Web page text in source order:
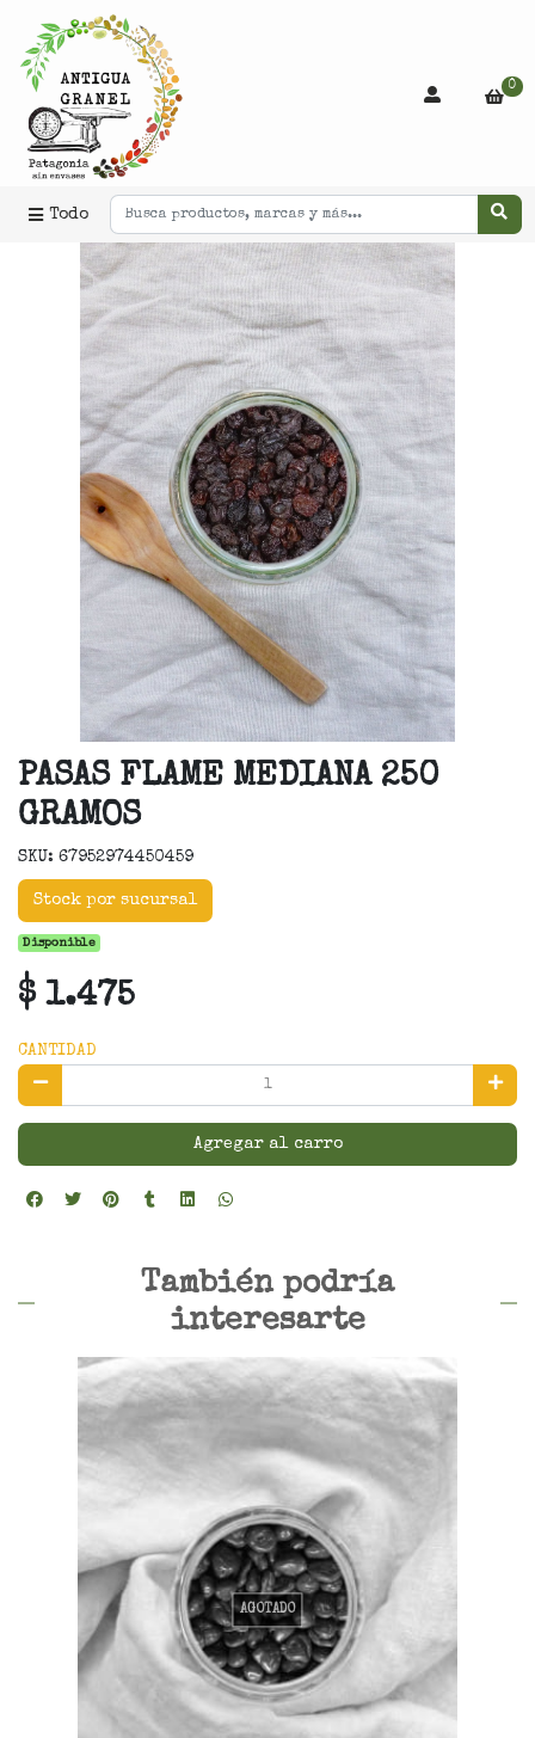
Todo
0
PASAS FLAME MEDIANA 250
GRAMOS
SKU: 67952974450459
Stock por sucursal
Disponible
$ 1.475
CANTIDAD
Agregar al carro
También podría
interesarte
AGOTADO